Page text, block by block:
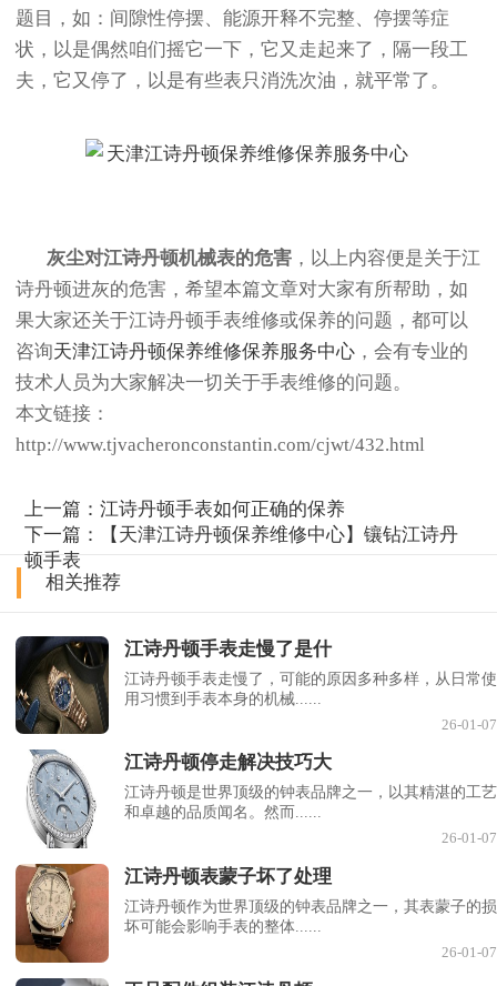
题目，如：间隙性停摆、能源开释不完整、停摆等症
状，以是偶然咱们摇它一下，它又走起来了，隔一段工
夫，它又停了，以是有些表只消洗次油，就平常了。
灰尘对江诗丹顿机械表的危害 ，以上内容便是关于江
诗丹顿进灰的危害，希望本篇文章对大家有所帮助，如
果大家还关于江诗丹顿手表维修或保养的问题，都可以
咨询天津江诗丹顿保养维修保养服务中心 ，会有专业的
技术人员为大家解决一切关于手表维修的问题。
本文链接：
http://www.tjvacheronconstantin.com/cjwt/432.html
上一篇：江诗丹顿手表如何正确的保养
下一篇：
【天津江诗丹顿保养维修中心】镶钻江诗丹
顿手表
相关推荐
江诗丹顿手表走慢了是什
江诗丹顿手表走慢了，可能的原因多种多样，从日常使
用习惯到手表本身的机械......
26-01-07
江诗丹顿停走解决技巧大
江诗丹顿是世界顶级的钟表品牌之一，以其精湛的工艺
和卓越的品质闻名。然而......
26-01-07
江诗丹顿表蒙子坏了处理
江诗丹顿作为世界顶级的钟表品牌之一，其表蒙子的损
坏可能会影响手表的整体......
26-01-07